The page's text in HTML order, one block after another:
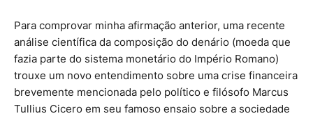
Para comprovar minha afirmação anterior, uma recente
análise científica da composição do denário (moeda que
fazia parte do sistema monetário do Império Romano)
trouxe um novo entendimento sobre uma crise financeira
brevemente mencionada pelo político e filósofo Marcus
Tullius Cicero em seu famoso ensaio sobre a sociedade